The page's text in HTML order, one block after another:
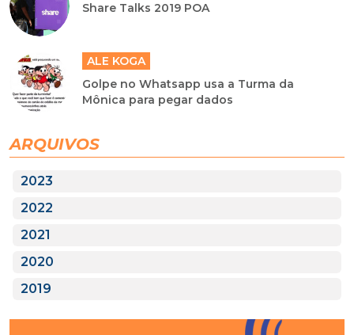
Share Talks 2019 POA
ALE KOGA
Golpe no Whatsapp usa a Turma da
Mônica para pegar dados
ARQUIVOS
2023
2022
2021
2020
2019